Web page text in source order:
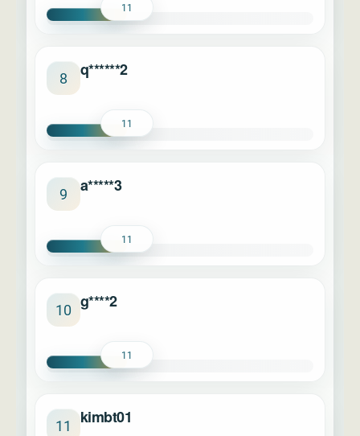
11
8 q******2
11
9 a*****3
11
10 g****2
11
11 kimbt01